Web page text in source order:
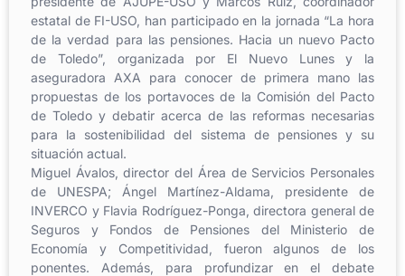
estatal de FI-USO, han participado en la jornada “La hora
de la verdad para las pensiones. Hacia un nuevo Pacto
de Toledo”, organizada por El Nuevo Lunes y la
aseguradora AXA para conocer de primera mano las
propuestas de los portavoces de la Comisión del Pacto
de Toledo y debatir acerca de las reformas necesarias
para la sostenibilidad del sistema de pensiones y su
situación actual.
Miguel Ávalos, director del Área de Servicios Personales
de UNESPA; Ángel Martínez-Aldama, presidente de
INVERCO y Flavia Rodríguez-Ponga, directora general de
Seguros y Fondos de Pensiones del Ministerio de
Economía y Competitividad, fueron algunos de los
ponentes. Además, para profundizar en el debate